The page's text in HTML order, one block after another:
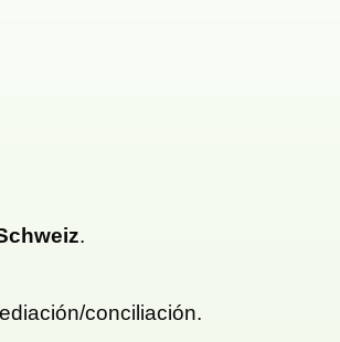
.
conciliación.